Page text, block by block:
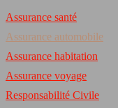
Assurance santé
Assurance automobile
Assurance habitation
Assurance voyage
Responsabilité Civile